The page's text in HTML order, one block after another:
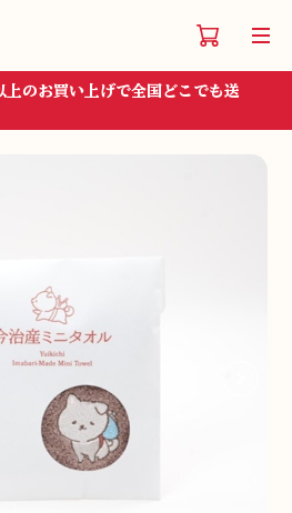
のお買い上げで全国どこでも送